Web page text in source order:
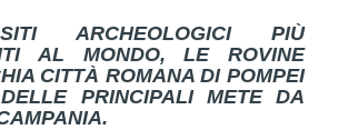
ARCHEOLOGICI PIÙ
AL MONDO, LE ROVINE
CITTÀ ROMANA DI POMPEI
PRINCIPALI METE DA